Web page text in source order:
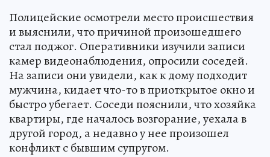
Полицейские осмотрели место происшествия
и выяснили, что причиной произошедшего
стал поджог. Оперативники изучили записи
камер видеонаблюдения, опросили соседей.
На записи они увидели, как к дому подходит
мужчина, кидает что-то в приоткрытое окно и
быстро убегает. Соседи пояснили, что хозяйка
квартиры, где началось возгорание, уехала в
другой город, а недавно у нее произошел
конфликт с бывшим супругом.